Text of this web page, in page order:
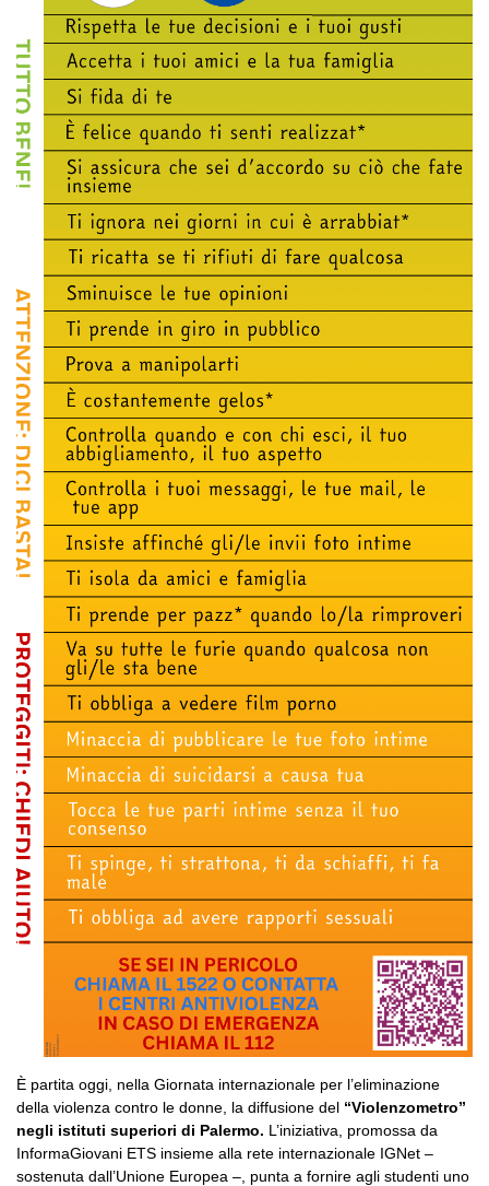
È partita oggi, nella Giornata internazionale per l’eliminazione
della violenza contro le donne, la diffusione del “Violenzometro”
negli istituti superiori di Palermo. L’iniziativa, promossa da
InformaGiovani ETS insieme alla rete internazionale IGNet –
sostenuta dall’Unione Europea –, punta a fornire agli studenti uno